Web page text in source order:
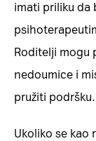
imati priliku da
Roditelji mogu
nedoumice i
pružiti podršku.
Ukoliko se kao